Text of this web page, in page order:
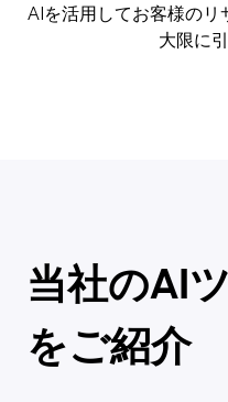
AIを活用してお客様の
大限に
当社のAI
をご紹介